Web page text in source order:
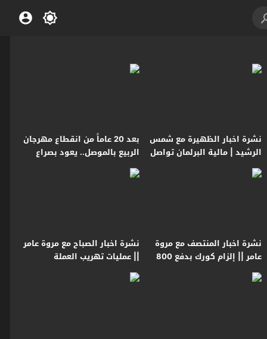
نشرة اخبار الظهيرة مع شمس
الرشيد | مالية البرلمان تواصل
مناقشة الموازنة
بعد 20 عاماً من انقطاع مهرجان
الربيع بالموصل.. يعود بصراع
على الكيك أمام منصة الشرف
نشرة اخبار المنتصف مع مروة
عامر || إلزام كورك بدفع 800
مليون دولار للدولة
نشرة اخبار الصباح مع مروة عامر
|| عمليات تهريب العملة